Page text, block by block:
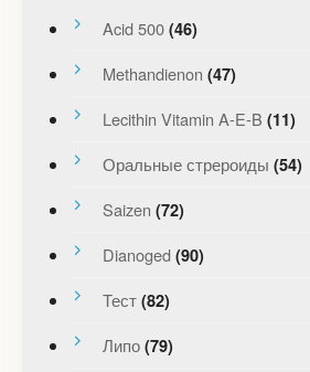
Acid 500 (46)
Methandienon (47)
Lecithin Vitamin A-E-B (11)
Оральные стрероиды (54)
Saizen (72)
Dianoged (90)
Тест (82)
Липо (79)